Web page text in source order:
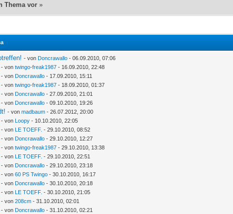
Thema vor »
- von Doncrawallo - 06.09.2010, 07:06
- vontwingo-freak1987 - 16.09.2010, 22:48
- von Doncrawallo - 17.09.2010, 15:11
- vontwingo-freak1987 - 18.09.2010, 01:37
- von Doncrawallo - 27.09.2010, 21:01
- von Doncrawallo - 09.10.2010, 19:26
- vonmadbaum - 26.07.2012, 20:00
- von Loopy - 10.10.2010, 22:05
- von LE TOEFF. - 29.10.2010, 08:52
- von Doncrawallo - 29.10.2010, 12:27
- vontwingo-freak1987 - 29.10.2010, 13:38
- von LE TOEFF. - 29.10.2010, 22:51
- von Doncrawallo - 29.10.2010, 23:18
- von60 PS Twingo - 30.10.2010, 16:17
- von Doncrawallo - 30.10.2010, 20:18
- von LE TOEFF. - 30.10.2010, 21:05
- von208cm - 31.10.2010, 02:01
- von Doncrawallo - 31.10.2010, 02:21